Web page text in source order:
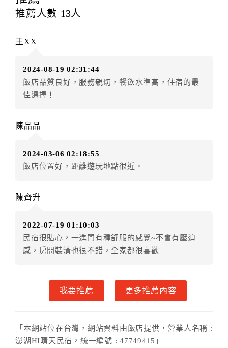
每筆訂單異動限定
辦理取消退款。
房者應補足差額。（限原訂飯店）
房者不得要求退其差額。（限原訂飯店）
五、保留住宿權益(保留住房)
（提出申辦日為保留起算日）
店客滿，敬請及早計畫，如逾時未提出申辦，視同無條
件放棄訂單（住宿權益）。 （限原訂飯店使用）
得辦理取消退款。
．訂單異動後，訂單費用總計小於原訂單費用總計時，
訂房者不得要求退其差額。限原訂飯店
◎住房日7天前辦理者，訂單費用扣除總計0%為手續費
◎住房日4天前辦理者，訂單費用扣除總計60%為手續費
費
◎住房日當日辦理者，訂單費用扣除總計100%為手續費
推薦人數 13人
王XX
2024-08-19 02:31:44
飯店品質良好，服務親切，餐飲水準高，住宿的最
佳選擇！
陳品品
2024-03-06 02:18:55
飯店位置好，距離遊玩地點很近。
陳齊升
2022-07-19 01:10:03
民宿很貼心，一進門有種舒服的感覺~不會有壓迫
感，房間裝潢也很不錯，全家都很喜歡
我要推薦 更多推薦內容
「本網站位在台灣，網站資料由飯店提供，營業人名稱 :
澎湖HI晴天民宿，統一編號 : 47749415」